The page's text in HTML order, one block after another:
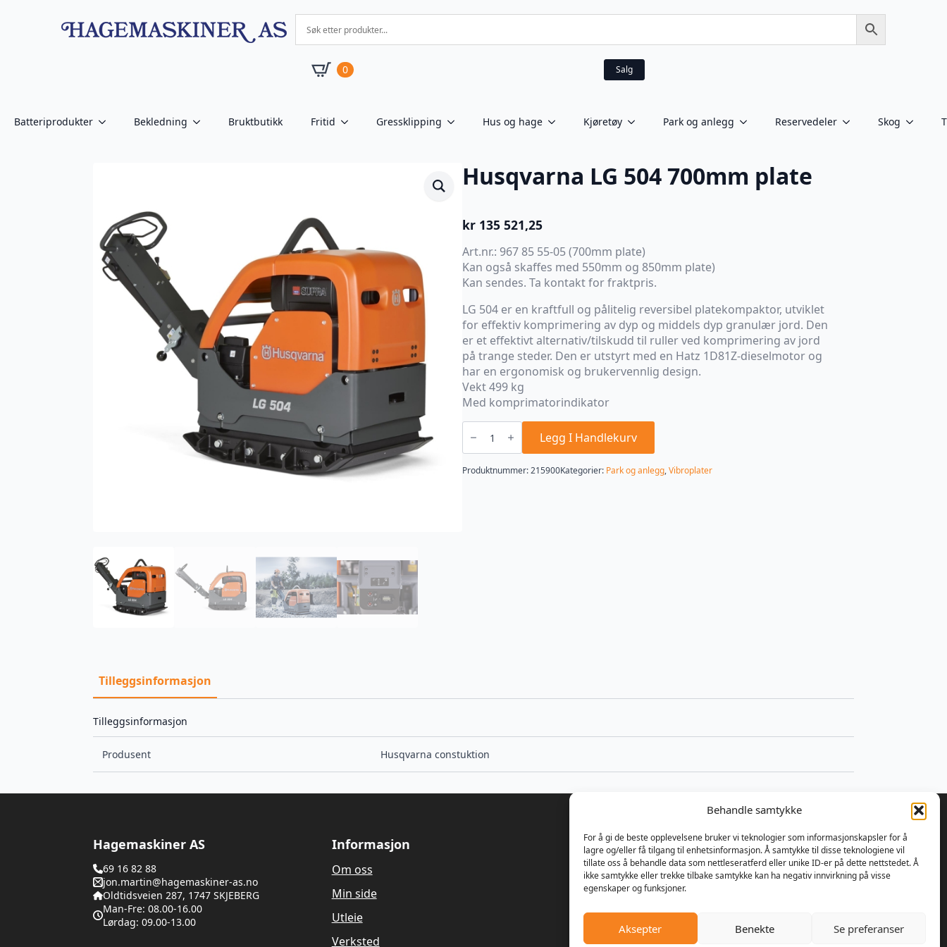
Behandle samtykke
For å gi de beste opplevelsene bruker vi teknologier som informasjonskapsler for å
lagre og/eller få tilgang til enhetsinformasjon. Å samtykke til disse teknologiene vil
tillate oss å behandle data som nettleseratferd eller unike ID-er på dette nettstedet. Å
ikke samtykke eller trekke tilbake samtykke kan ha negativ innvirkning på visse
egenskaper og funksjoner.
Aksepter Benekte Se preferanser
0 Salg
Batteriprodukter Bekledning Bruktbutikk Fritid Gressklipping Hus og hage Kjøretøy Park og anlegg Reservedeler Skog
Husqvarna LG 504 700mm plate
kr 135 521,25
Art.nr.: 967 85 55-05 (700mm plate)
Kan også skaffes med 550mm og 850mm plate)
Kan sendes. Ta kontakt for fraktpris.
LG 504 er en kraftfull og pålitelig reversibel platekompaktor, utviklet
for effektiv komprimering av dyp og middels dyp granulær jord. Den
er et effektivt alternativ/tilskudd til ruller ved komprimering av jord
på trange steder. Den er utstyrt med en Hatz 1D81Z-dieselmotor og
har en ergonomisk og brukervennlig design.
Vekt 499 kg
Med komprimatorindikator
Husqvarna
LG
700mm
plate
antall
Legg I Handlekurv
Produktnummer:215900Kategorier: Park og anlegg,Vibroplater
Tilleggsinformasjon
Tilleggsinformasjon
Produsent Husqvarna constuktion
Hagemaskiner AS
69 16 82 88
jon.martin@hagemaskiner-as.no
Oldtidsveien 287, 1747 SKJEBERG
Man-Fre: 08.00-16.00
Lørdag: 09.00-13.00
Informasjon
Om oss
Min side
Utleie
Verksted
Om oss
Våren 1989 bestemte Ulrik Olseng og
Dagfinn Hansen seg for å starte opp med
gressklippere. Bedriften fikk navnet
Hagemaskiner AS, og lokalene var den